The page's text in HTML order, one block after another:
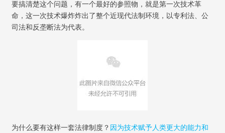
要搞清楚这个问题，有一个最好的参照物，就是第一次技术革
命，这一次技术爆炸炸出了整个近现代法制环境，以专利法、公
司法和反垄断法为代表。
为什么要有这样一套法律制度？ 因为技术赋予人类更大的能力和